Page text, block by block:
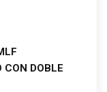
CON DOBLE